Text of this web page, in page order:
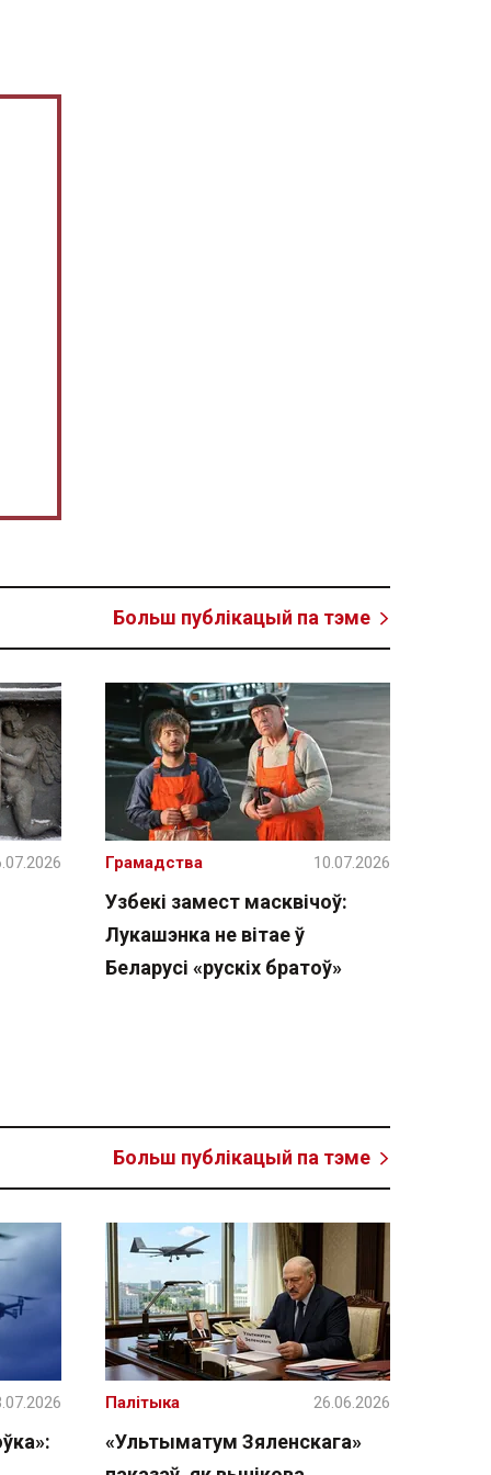
Больш публікацый па тэме
Узбекі замест масквічоў:
Лукашэнка не вітае ў
Беларусі «рускіх братоў»
Грамадства 10.07.2026
Больш публікацый па тэме
«Ультыматум Зяленскага»
Палітыка 26.06.2026